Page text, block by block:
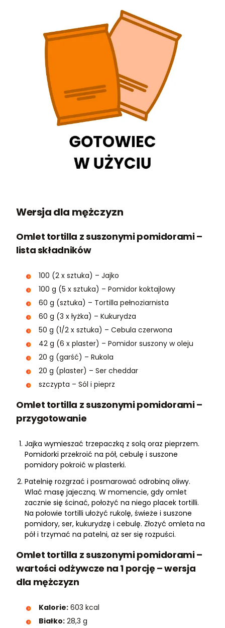
Wersja dla mężczyzn
Omlet tortilla z suszonymi pomidorami –
lista składników
100 (2 x sztuka) – Jajko
100 g (5 x sztuka) – Pomidor koktajlowy
60 g (sztuka) – Tortilla pełnoziarnista
60 g (3 x łyżka) – Kukurydza
50 g (1/2 x sztuka) – Cebula czerwona
42 g (6 x plaster) – Pomidor suszony w oleju
20 g (garść) – Rukola
20 g (plaster) – Ser cheddar
szczypta – Sól i pieprz
Omlet tortilla z suszonymi pomidorami –
przygotowanie
Jajka wymieszać trzepaczką z solą oraz pieprzem.
Pomidorki przekroić na pół, cebulę i suszone
pomidory pokroić w plasterki.
Patelnię rozgrzać i posmarować odrobiną oliwy.
Wlać masę jajeczną. W momencie, gdy omlet
zacznie się ścinać, położyć na niego placek tortilli.
Na połowie tortilli ułożyć rukolę, świeże i suszone
pomidory, ser, kukurydzę i cebulę. Złożyć omleta na
pół i trzymać na patelni, aż ser się rozpuści.
Omlet tortilla z suszonymi pomidorami –
wartości odżywcze na 1 porcję – wersja
dla mężczyzn
Kalorie: 603 kcal
Białko: 28,3 g